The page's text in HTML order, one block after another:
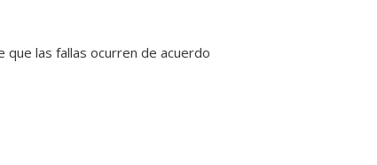
las fallas ocurren de acuerdo